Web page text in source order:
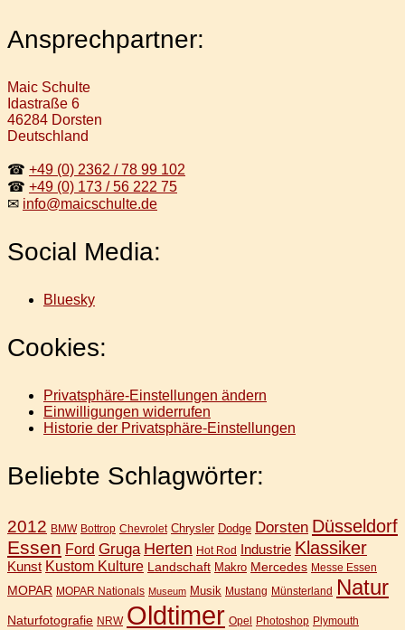
Ansprechpartner:
Maic Schulte
Idastraße 6
46284 Dorsten
Deutschland
☎ +49 (0) 2362 / 78 99 102
☎ +49 (0) 173 / 56 222 75
✉ info@maicschulte.de
Social Media:
Bluesky
Cookies:
Privatsphäre-Einstellungen ändern
Einwilligungen widerrufen
Historie der Privatsphäre-Einstellungen
Beliebte Schlagwörter:
2012 BMW Bottrop Chevrolet Chrysler Dodge Dorsten Düsseldorf
Essen Ford Gruga Herten Hot Rod Industrie Klassiker
Kunst Kustom Kulture Landschaft Makro Mercedes Messe Essen
MOPAR MOPAR Nationals Museum Musik Mustang Münsterland Natur
Naturfotografie NRW Oldtimer Opel Photoshop Plymouth